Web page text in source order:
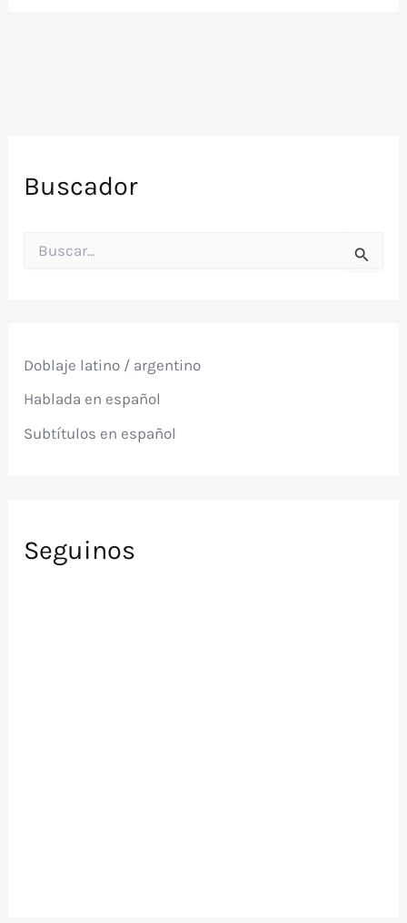
Buscador
o
:
Doblaje latino / argentino
Hablada en español
Subtítulos en español
Seguinos